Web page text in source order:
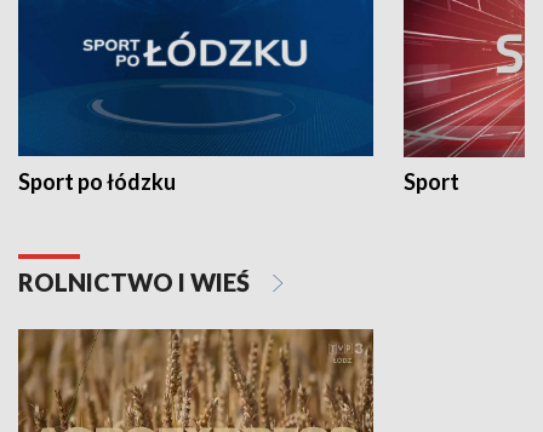
Sport po łódzku Sport
ROLNICTWO I WIEŚ